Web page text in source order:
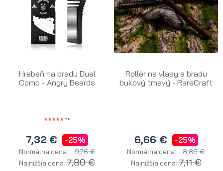
Hrebeň na bradu Dual
Comb - Angry Beards
5.0
7,32 € -25%
Normálna cena: 9,76 €
Najnižšia cena: 7,80 €
Roller na vlasy a bradu
bukový tmavý - RareCraft
6,66 € -25%
Normálna cena: 8,89 €
Najnižšia cena:7,11 €